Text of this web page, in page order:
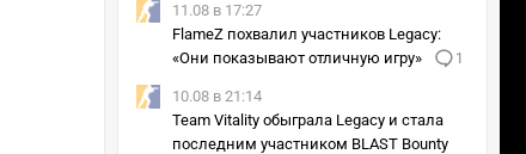
11.08 в 17:27
FlameZ похвалил участников Legacy:
«Они показывают отличную игру»
1
10.08 в 21:14
Team Vitality обыграла Legacy и стала
последним участником BLAST Bounty